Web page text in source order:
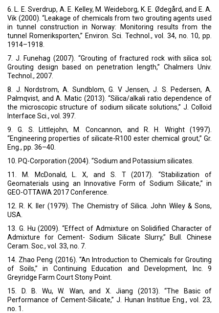
6. L. E. Sverdrup, A. E. Kelley, M. Weideborg, K. E. Ødegård, and E. A.
Vik (2000). “Leakage of chemicals from two grouting agents used
in tunnel construction in Norway: Monitoring results from the
tunnel Romeriksporten,” Environ. Sci. Technol., vol. 34, no. 10, pp.
1914–1918.
7. J. Funehag (2007). “Grouting of fractured rock with silica sol;
Grouting design based on penetration length,” Chalmers Univ.
Technol., 2007.
8. J. Nordstrom, A. Sundblom, G. V Jensen, J. S. Pedersen, A.
Palmqvist, and A. Matic (2013). “Silica/alkali ratio dependence of
the microscopic structure of sodium silicate solutions,” J. Colloid
Interface Sci., vol. 397.
9. G. S. Littlejohn, M. Concannon, and R. H. Wright (1997).
“Engineering properties of silicate-R100 ester chemical grout,” Gr.
Eng., pp. 36–40.
10. PQ-Corporation (2004). “Sodium and Potassium silicates.
11. M. McDonald, L. X, and S. T (2017). “Stabilization of
Geomaterials using an Innovative Form of Sodium Silicate,” in
GEO-OTTAWA 2017 Conference.
12. R. K. Iler (1979). The Chemistry of Silica. John Wiley & Sons,
USA.
13. G. Hu (2009). “Effect of Admixture on Solidified Character of
Admixture for Cement- Sodium Silicate Slurry,” Bull. Chinese
Ceram. Soc., vol. 33, no. 7.
14. Zhao Peng (2016). “An Introduction to Chemicals for Grouting
of Soils,” in Continuing Education and Development, Inc. 9
Greyridge Farm Court Stony Point.
15. D. B. Wu, W. Wan, and X. Jiang (2013). “The Basic of
Performance of Cement-Silicate,” J. Hunan Institue Eng., vol. 23,
no. 1.